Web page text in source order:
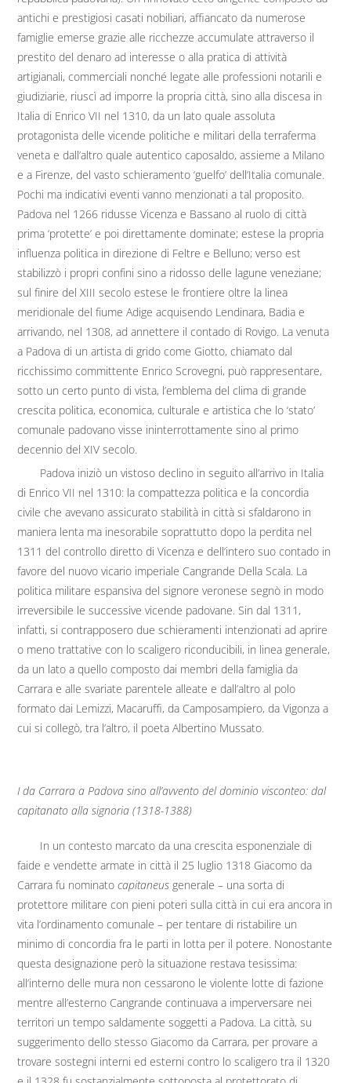
antichi e prestigiosi casati nobiliari, affiancato da numerose
famiglie emerse grazie alle ricchezze accumulate attraverso il
prestito del denaro ad interesse o alla pratica di attività
artigianali, commerciali nonché legate alle professioni notarili e
giudiziarie, riuscì ad imporre la propria città, sino alla discesa in
Italia di Enrico VII nel 1310, da un lato quale assoluta
protagonista delle vicende politiche e militari della terraferma
veneta e dall’altro quale autentico caposaldo, assieme a Milano
e a Firenze, del vasto schieramento ‘guelfo’ dell’Italia comunale.
Pochi ma indicativi eventi vanno menzionati a tal proposito.
Padova nel 1266 ridusse Vicenza e Bassano al ruolo di città
prima ‘protette’ e poi direttamente dominate; estese la propria
influenza politica in direzione di Feltre e Belluno; verso est
stabilizzò i propri confini sino a ridosso delle lagune veneziane;
sul finire del XIII secolo estese le frontiere oltre la linea
meridionale del fiume Adige acquisendo Lendinara, Badia e
arrivando, nel 1308, ad annettere il contado di Rovigo. La venuta
a Padova di un artista di grido come Giotto, chiamato dal
ricchissimo committente Enrico Scrovegni, può rappresentare,
sotto un certo punto di vista, l’emblema del clima di grande
crescita politica, economica, culturale e artistica che lo ‘stato’
comunale padovano visse ininterrottamente sino al primo
decennio del XIV secolo.
Padova iniziò un vistoso declino in seguito all’arrivo in Italia
di Enrico VII nel 1310: la compattezza politica e la concordia
civile che avevano assicurato stabilità in città si sfaldarono in
maniera lenta ma inesorabile soprattutto dopo la perdita nel
1311 del controllo diretto di Vicenza e dell’intero suo contado in
favore del nuovo vicario imperiale Cangrande Della Scala. La
politica militare espansiva del signore veronese segnò in modo
irreversibile le successive vicende padovane. Sin dal 1311,
infatti, si contrapposero due schieramenti intenzionati ad aprire
o meno trattative con lo scaligero riconducibili, in linea generale,
da un lato a quello composto dai membri della famiglia da
Carrara e alle svariate parentele alleate e dall’altro al polo
formato dai Lemizzi, Macaruffi, da Camposampiero, da Vigonza a
cui si collegò, tra l’altro, il poeta Albertino Mussato.
I da Carrara a Padova sino all’avvento del dominio visconteo: dal
capitanato alla signoria (1318-1388)
In un contesto marcato da una crescita esponenziale di
faide e vendette armate in città il 25 luglio 1318 Giacomo da
Carrara fu nominatocapitaneus generale – una sorta di
protettore militare con pieni poteri sulla città in cui era ancora in
vita l’ordinamento comunale – per tentare di ristabilire un
minimo di concordia fra le parti in lotta per il potere. Nonostante
questa designazione però la situazione restava tesissima:
all’interno delle mura non cessarono le violente lotte di fazione
mentre all’esterno Cangrande continuava a imperversare nei
territori un tempo saldamente soggetti a Padova. La città, su
suggerimento dello stesso Giacomo da Carrara, per provare a
trovare sostegni interni ed esterni contro lo scaligero tra il 1320